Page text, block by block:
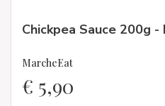
Chickpea Sauce 200g -
MarcheEat
€ 5,90